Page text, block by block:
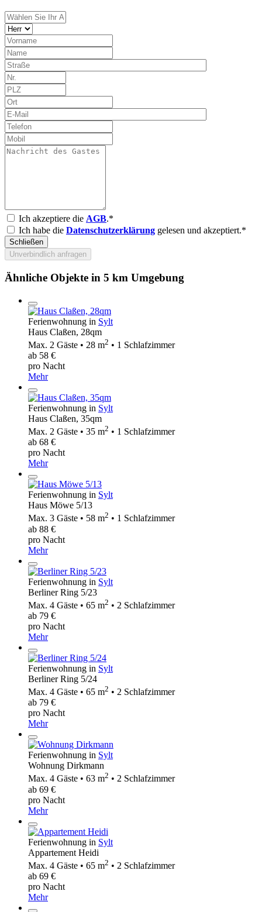
Ich akzeptiere die AGB.*
Ich habe die Datenschutzerklärung gelesen und akzeptiert.*
Schließen
Unverbindlich anfragen
Ähnliche Objekte in 5 km Umgebung
Ferienwohnung in Sylt
Haus Claßen, 28qm
Max. 2 Gäste • 28 m2 • 1 Schlafzimmer
ab 58 €
pro Nacht
Mehr
Ferienwohnung in Sylt
Haus Claßen, 35qm
Max. 2 Gäste • 35 m2 • 1 Schlafzimmer
ab 68 €
pro Nacht
Mehr
Ferienwohnung in Sylt
Haus Möwe 5/13
Max. 3 Gäste • 58 m2 • 1 Schlafzimmer
ab 88 €
pro Nacht
Mehr
Ferienwohnung in Sylt
Berliner Ring 5/23
Max. 4 Gäste • 65 m2 • 2 Schlafzimmer
ab 79 €
pro Nacht
Mehr
Ferienwohnung in Sylt
Berliner Ring 5/24
Max. 4 Gäste • 65 m2 • 2 Schlafzimmer
ab 79 €
pro Nacht
Mehr
Ferienwohnung in Sylt
Wohnung Dirkmann
Max. 4 Gäste • 63 m2 • 2 Schlafzimmer
ab 69 €
pro Nacht
Mehr
Ferienwohnung in Sylt
Appartement Heidi
Max. 4 Gäste • 65 m2 • 2 Schlafzimmer
ab 69 €
pro Nacht
Mehr